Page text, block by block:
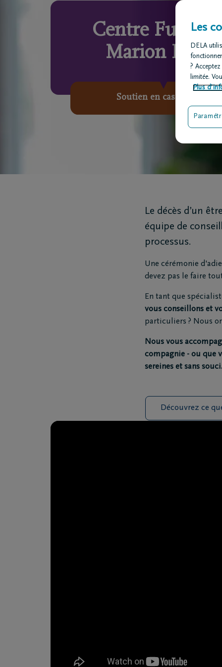
Centre
Marion DELA
Soutien en cas de décès
Le décès d’un
équipe de
processus.
Une cérémonie
devez pas le faire
En tant que
vous conseillons et
particuliers ? Nous
Nous vous
compagnie - ou que
sereines et sans souci.
Découvrez ce
Les
DELA
?
limitée.
Plus